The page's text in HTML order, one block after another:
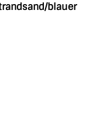
blauer